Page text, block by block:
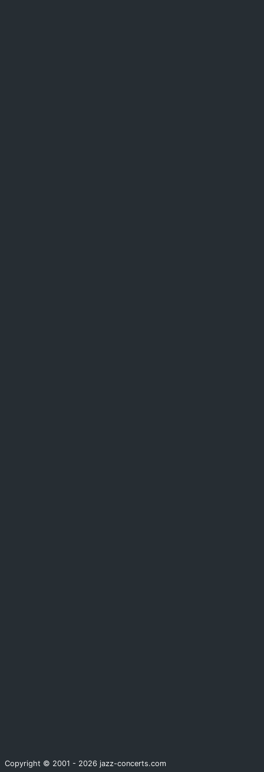
Copyright © 2001 - 2026 jazz-concerts.com